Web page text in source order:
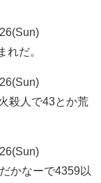
れだ。
殺人で43とか荒
かなーで4359以